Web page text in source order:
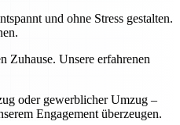
und ohne Stress gestalten.
Zuhause. Unsere erfahrenen
oder gewerblicher Umzug –
Engagement überzeugen.